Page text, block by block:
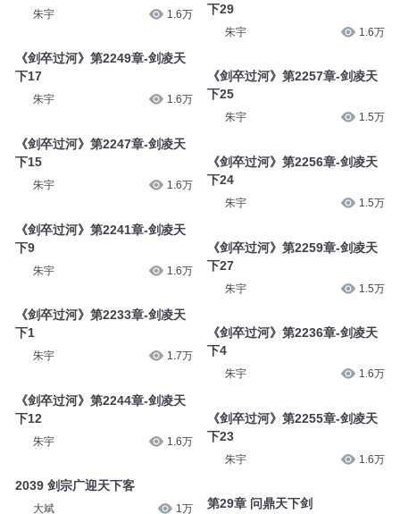
朱宇 1.6万
《剑卒过河》第2249章-剑凌天
下17
朱宇 1.6万
《剑卒过河》第2247章-剑凌天
下15
朱宇 1.6万
《剑卒过河》第2241章-剑凌天
下9
朱宇 1.6万
《剑卒过河》第2233章-剑凌天
下1
朱宇 1.7万
《剑卒过河》第2244章-剑凌天
下12
朱宇 1.6万
2039 剑宗广迎天下客
大斌 1万
下29
朱宇 1.6万
《剑卒过河》第2257章-剑凌天
下25
朱宇 1.5万
《剑卒过河》第2256章-剑凌天
下24
朱宇 1.5万
《剑卒过河》第2259章-剑凌天
下27
朱宇 1.5万
《剑卒过河》第2236章-剑凌天
下4
朱宇 1.6万
《剑卒过河》第2255章-剑凌天
下23
朱宇 1.6万
第29章 问鼎天下剑